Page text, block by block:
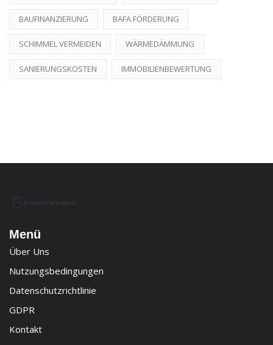
BAUFINANZIERUNG BAFA FÖRDERUNG
SCHIMMEL VERMEIDEN WÄRMEDÄMMUNG
SANIERUNGSKOSTEN IMMOBILIENBEWERTUNG
Menü
Über Uns
Nutzungsbedingungen
Datenschutzrichtlinie
GDPR
Kontakt